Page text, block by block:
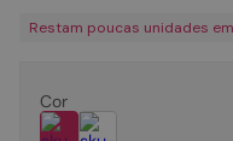
Restam poucas unidades
Cor
6º
tamanco
sapatilha